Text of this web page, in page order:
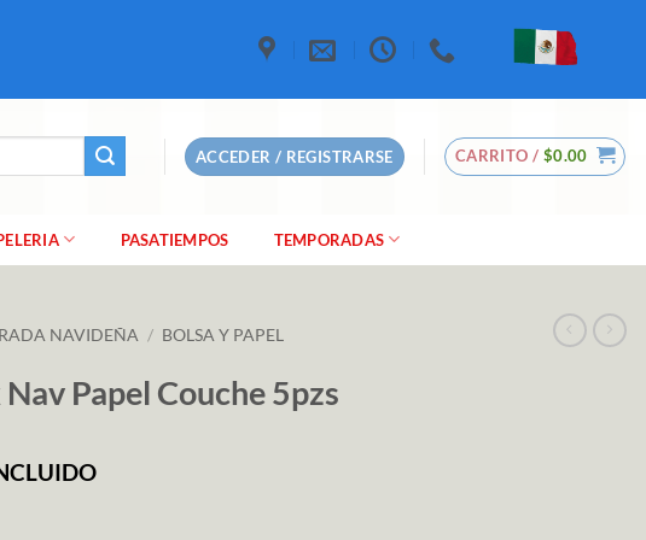
ACCEDER / REGISTRARSE CARRITO / $0.00
PASATIEMPOS TEMPORADAS
NAVIDEÑA / BOLSA Y PAPEL
Papel Couche 5pzs